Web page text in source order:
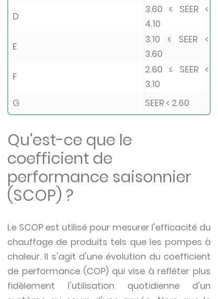
D
3.60 ≤ SEER <
4.10
E
3.10 ≤ SEER <
3.60
F
2.60 ≤ SEER <
3.10
G
SEER < 2.60
Qu'est-ce que le
coefficient de
performance saisonnier
(SCOP) ?
Le SCOP est utilisé pour mesurer l'efficacité du
chauffage de produits tels que les pompes à
chaleur. Il s'agit d'une évolution du coefficient
de performance (COP) qui vise à refléter plus
fidèlement l'utilisation quotidienne d'un